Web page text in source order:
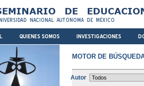
MOTOR DE
Autor